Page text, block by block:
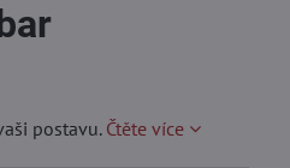
postavu.Čtěte více